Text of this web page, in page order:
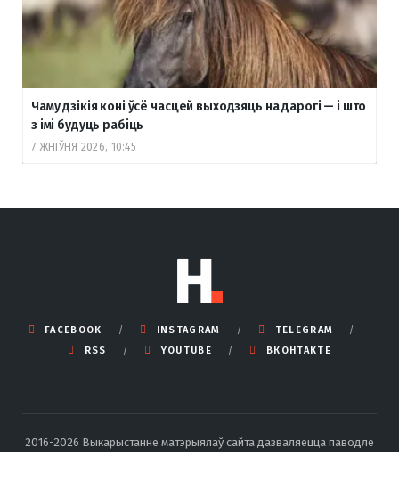
Чаму дзікія коні ўсё часцей выходзяць на дарогі — і што
з імі будуць рабіць
7 ЖНІЎНЯ 2026, 10:45
FACEBOOK INSTAGRAM
TELEGRAM
RSS
YOUTUBE ВКОНТАКТЕ
2016-2026 Выкарыстанне матэрыялаў сайта дазваляецца паводле